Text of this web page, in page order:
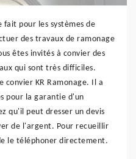
fait pour les systèmes de
des travaux de ramonage
êtes invités à convier des
qui sont très difficiles.
convier KR Ramonage. Il a
pour la garantie d'un
qu'il peut dresser un devis
de l'argent. Pour recueillir
le téléphoner directement.